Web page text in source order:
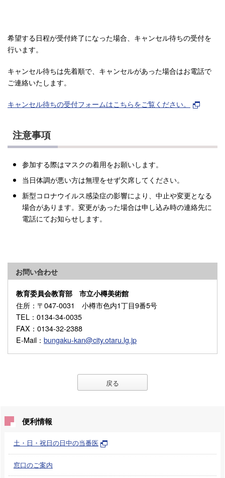
希望する日程が受付終了になった場合、キャンセル待ちの受付を
行います。
キャンセル待ちは先着順で、キャンセルがあった場合はお電話で
ご連絡いたします。
キャンセル待ちの受付フォームはこちらをご覧ください。
注意事項
参加する際はマスクの着用をお願いします。
当日体調が悪い方は無理をせず欠席してください。
新型コロナウイルス感染症の影響により、中止や変更となる
場合があります。変更があった場合は申し込み時の連絡先に
電話にてお知らせします。
お問い合わせ
教育委員会教育部 市立小樽美術館
住所 ：〒047-0031 小樽市色内1丁目9番5号
TEL ：0134-34-0035
FAX ：0134-32-2388
E-Mail ： bungaku-kan@city.otaru.lg.jp
戻る
便利情報
土・日・祝日の日中の当番医
窓口のご案内